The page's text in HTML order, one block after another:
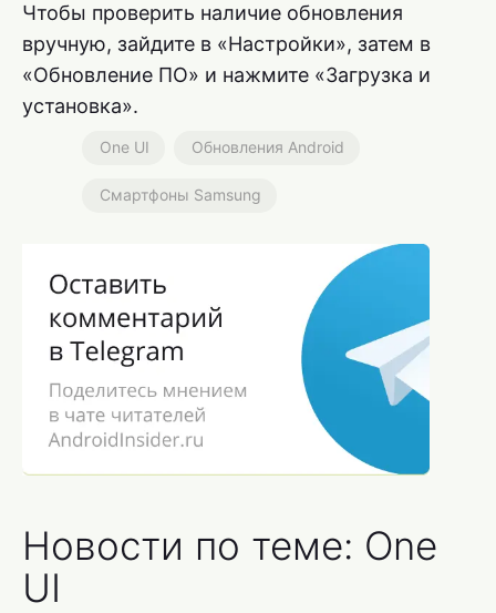
Чтобы проверить наличие обновления
вручную, зайдите в «Настройки», затем в
«Обновление ПО» и нажмите «Загрузка и
установка».
One UI Обновления Android
Смартфоны Samsung
Новости по теме: One
UI